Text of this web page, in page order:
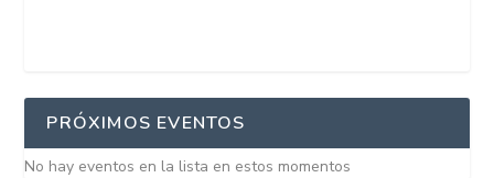
PRÓXIMOS EVENTOS
No hay eventos en la lista en estos momentos